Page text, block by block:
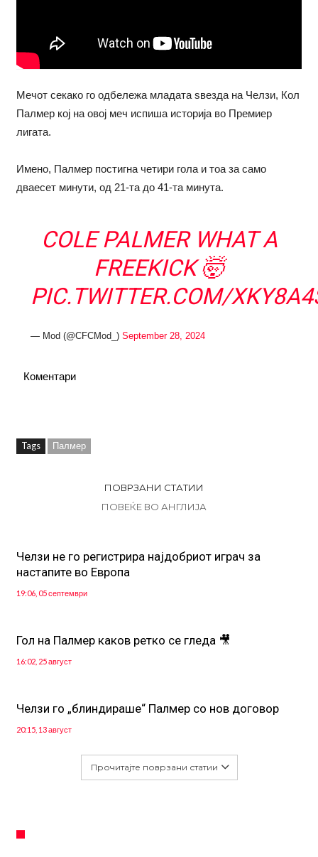
Мечот секако го одбележа младата ѕвезда на Челзи, Кол
Палмер кој на овој меч испиша историја во Премиер
лигата.
Имено, Палмер постигна четири гола и тоа за само
дваесет минути, од 21-та до 41-та минута.
COLE PALMER WHAT A
FREEKICK 🤯
PIC.TWITTER.COM/
— Mod (@CFCMod_) September 28, 2024
Коментари
Tags Палмер
ПОВРЗАНИ СТАТИИ
ПОВЕЌЕ ВО АНГЛИЈА
Челзи не го регистрира најдобриот играч за
настапите во Европа
19:06, 05 септември
Гол на Палмер каков ретко се гледа 🎥
16:02, 25 август
Челзи го „блиндираше“ Палмер со нов договор
20:15, 13 август
Прочитајте поврзани статии